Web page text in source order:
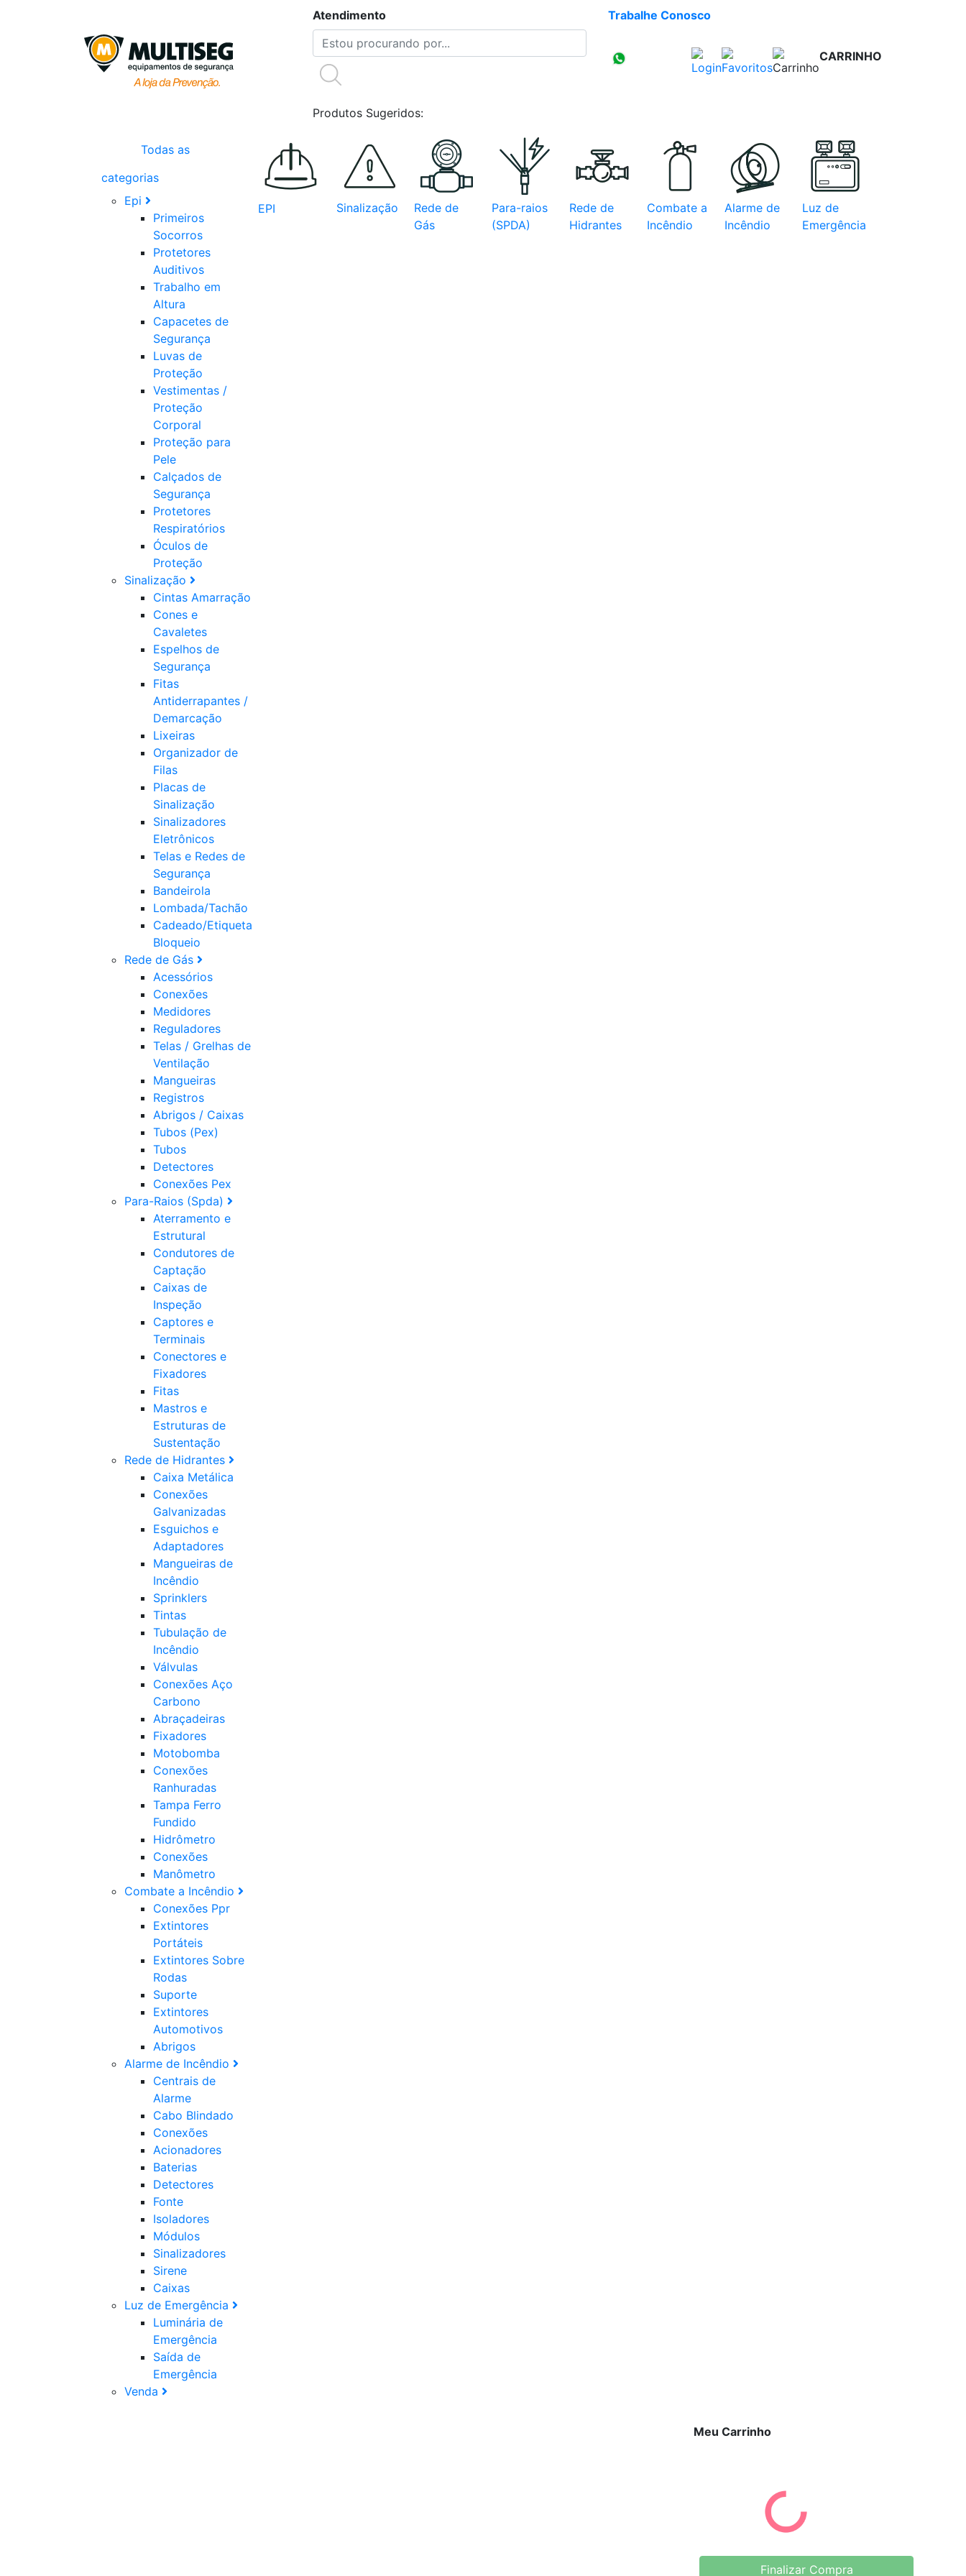
Atendimento Trabalhe Conosco
Produtos Sugeridos:
CARRINHO
Todas as
categorias
Epi
Primeiros
Socorros
Protetores
Auditivos
Trabalho em
Altura
Capacetes de
Segurança
Luvas de
Proteção
Vestimentas /
Proteção
Corporal
Proteção para
Pele
Calçados de
Segurança
Protetores
Respiratórios
Óculos de
Proteção
Sinalização
Cintas Amarração
Cones e
Cavaletes
Espelhos de
Segurança
Fitas
Antiderrapantes /
Demarcação
Lixeiras
Organizador de
Filas
Placas de
Sinalização
Sinalizadores
Eletrônicos
Telas e Redes de
Segurança
Bandeirola
Lombada/Tachão
Cadeado/Etiqueta
Bloqueio
Rede de Gás
Acessórios
Conexões
Medidores
Reguladores
Telas / Grelhas de
Ventilação
Mangueiras
Registros
Abrigos / Caixas
Tubos (Pex)
Tubos
Detectores
Conexões Pex
Para-Raios (Spda)
Aterramento e
Estrutural
Condutores de
Captação
Caixas de
Inspeção
Captores e
Terminais
Conectores e
Fixadores
Fitas
Mastros e
Estruturas de
Sustentação
Rede de Hidrantes
Caixa Metálica
Conexões
Galvanizadas
Esguichos e
Adaptadores
Mangueiras de
Incêndio
Sprinklers
Tintas
Tubulação de
Incêndio
Válvulas
Conexões Aço
Carbono
Abraçadeiras
Fixadores
Motobomba
Conexões
Ranhuradas
Tampa Ferro
Fundido
Hidrômetro
Conexões
Manômetro
Combate a Incêndio
Conexões Ppr
Extintores
Portáteis
Extintores Sobre
Rodas
Suporte
Extintores
Automotivos
Abrigos
Alarme de Incêndio
Centrais de
Alarme
Cabo Blindado
Conexões
Acionadores
Baterias
Detectores
Fonte
Isoladores
Módulos
Sinalizadores
Sirene
Caixas
Luz de Emergência
Luminária de
Emergência
Saída de
Emergência
Venda
EPI Sinalização
Rede de
Gás
Para-raios
(SPDA)
Rede de
Hidrantes
Combate a
Incêndio
Alarme de
Incêndio
Luz de
Emergência
Meu Carrinho
Finalizar Compra